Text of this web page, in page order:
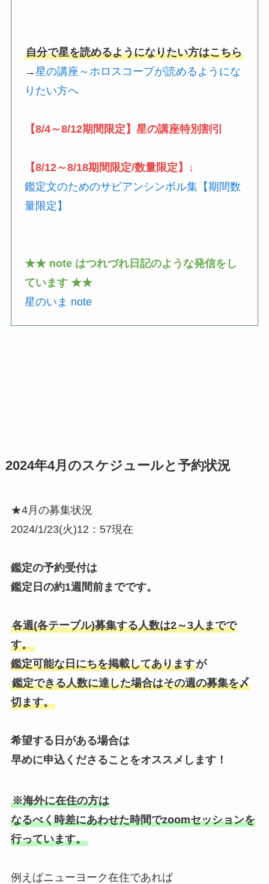
自分で星を読めるようになりたい方はこちら
→星の講座～ホロスコープが読めるようにな
りたい方へ
【8/4～8/12期間限定】星の講座特別割引
【8/12～8/18期間限定/数量限定】↓
鑑定文のためのサビアンシンボル集【期間数
量限定】
★★ note はつれづれ日記のような発信をし
ています ★★
星のいま note
2024年4月のスケジュールと予約状況
★4月の募集状況
2024/1/23(火)12：57現在
鑑定の予約受付は
鑑定日の約1週間前までです。
各週(各テーブル)募集する人数は2～3人までで
す。
鑑定可能な日にちを掲載してありますが
鑑定できる人数に達した場合はその週の募集を〆
切ます。
希望する日がある場合は
早めに申込くださることをオススメします！
※海外に在住の方は
なるべく時差にあわせた時間でzoomセッションを
行っています。
例えばニューヨーク在住であれば